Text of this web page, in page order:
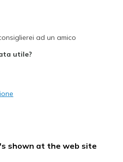
ad un amico
utile?
shown at the web site